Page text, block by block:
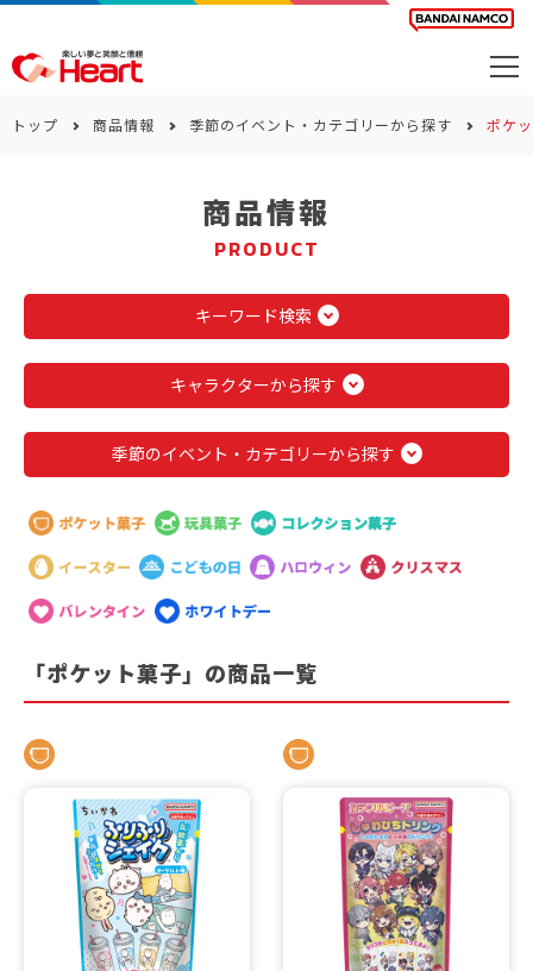
お問い合わせ
トップ 商品情報 季節のイベント・カテゴリーから探す ポケ
商品情報
PRODUCT
キーワード検索
キャラクターから探す
季節のイベント・カテゴリーから探す
「ポケット菓子」の商品一覧